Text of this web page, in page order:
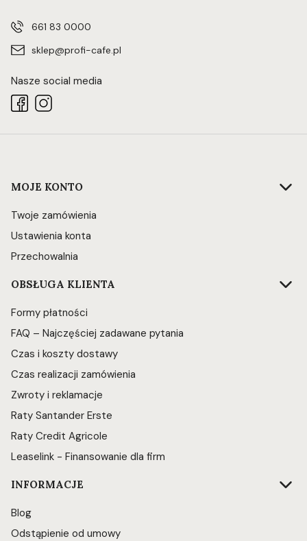
661 83 0000
sklep@profi-cafe.pl
Nasze social media
Linki w stopce
MOJE KONTO
Twoje zamówienia
Ustawienia konta
Przechowalnia
OBSŁUGA KLIENTA
Formy płatności
FAQ – Najczęściej zadawane pytania
Czas i koszty dostawy
Czas realizacji zamówienia
Zwroty i reklamacje
Raty Santander Erste
Raty Credit Agricole
Leaselink - Finansowanie dla firm
INFORMACJE
Blog
Odstąpienie od umowy